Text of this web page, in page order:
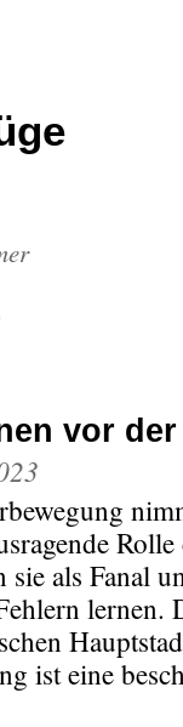
vor
als Fanal
ist eine